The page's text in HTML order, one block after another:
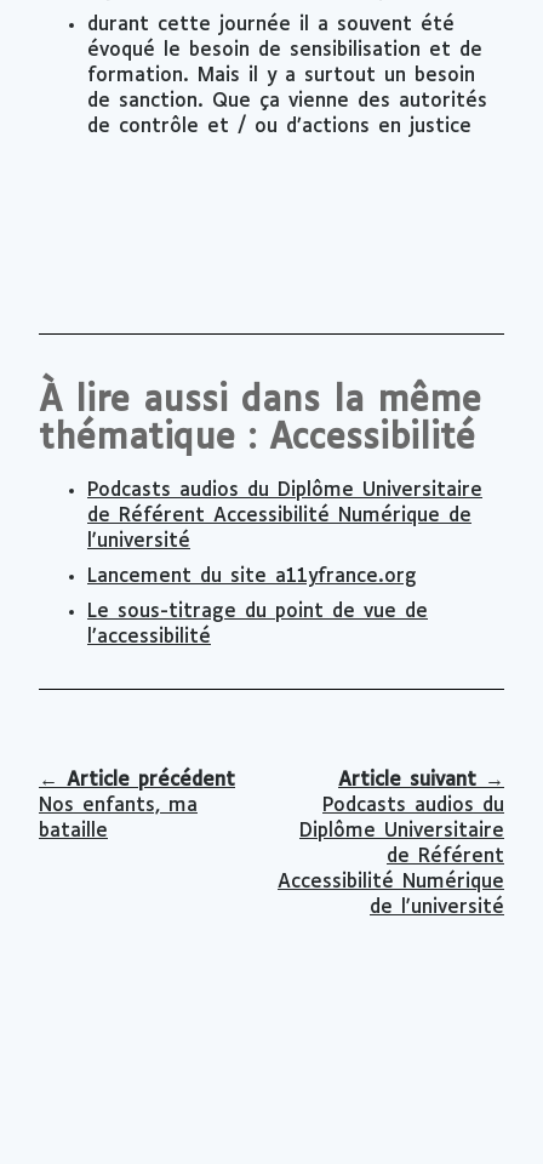
durant cette journée il a souvent été
évoqué le besoin de sensibilisation et de
formation. Mais il y a surtout un besoin
de sanction. Que ça vienne des autorités
de contrôle et / ou d’actions en justice
À lire aussi dans la même
thématique : Accessibilité
Podcasts audios du Diplôme Universitaire
de Référent Accessibilité Numérique de
l'université
Lancement du site a11yfrance.org
Le sous-titrage du point de vue de
l’accessibilité
← Article précédent
Nos enfants, ma
bataille
Article suivant →
Podcasts audios du
Diplôme Universitaire
de Référent
Accessibilité Numérique
de l'université